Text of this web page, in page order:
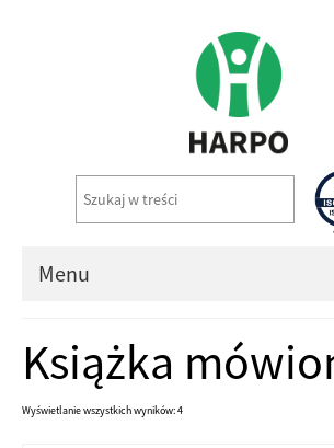
Menu
Książka
Wyświetlanie wszystkich wyników: 4